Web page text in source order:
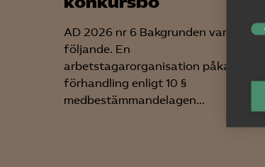

AD 2026 nr 6 Bakgrunden var
följande. En
arbetstagarorganisation påkallade
förhandling enligt 10 §
medbestämmandelagen...